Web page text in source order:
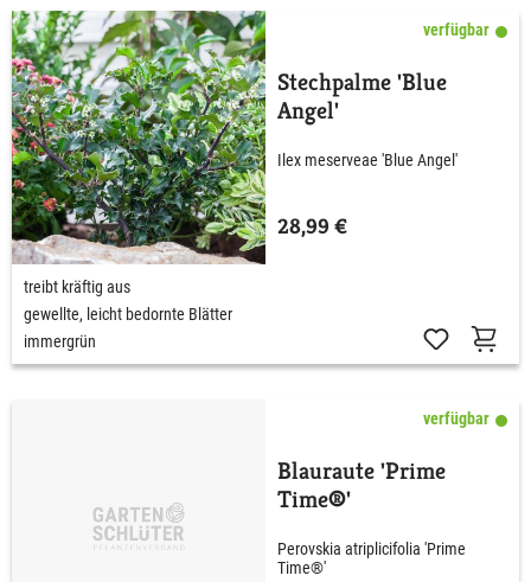
verfügbar
Stechpalme 'Blue
Angel'
Ilex meserveae 'Blue Angel'
28,99 €
treibt kräftig aus
gewellte, leicht bedornte Blätter
immergrün
verfügbar
Blauraute 'Prime
Time®'
Perovskia atriplicifolia 'Prime
Time®'